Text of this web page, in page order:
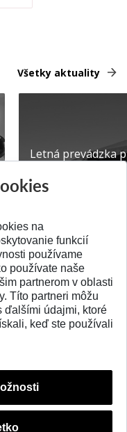
Všetky aktuality
Letná prevádzka
Pridané 23.06.2026
na
funkcií
používame
používate naše
partnerom v oblasti
Títo partneri môžu
ďalšími údajmi, ktoré
keď ste používali